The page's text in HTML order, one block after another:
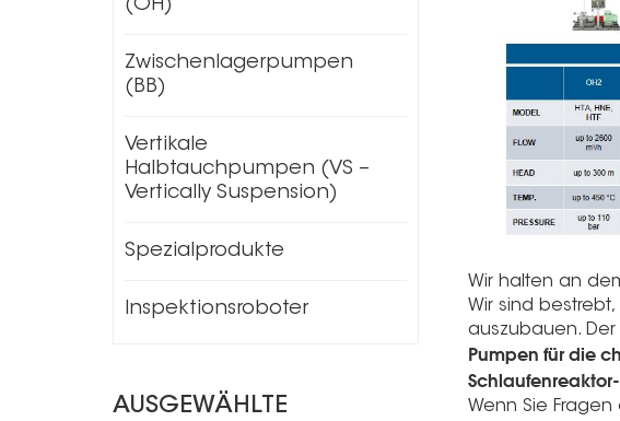
Wir halten an
Wir sind
auszubauen.
Pumpen für die
Wenn Sie
(OH)
Zwischenlagerpumpen
(BB)
Vertikale
Halbtauchpumpen (VS –
Vertically Suspension)
Spezialprodukte
Inspektionsroboter
AUSGEWÄHLTE